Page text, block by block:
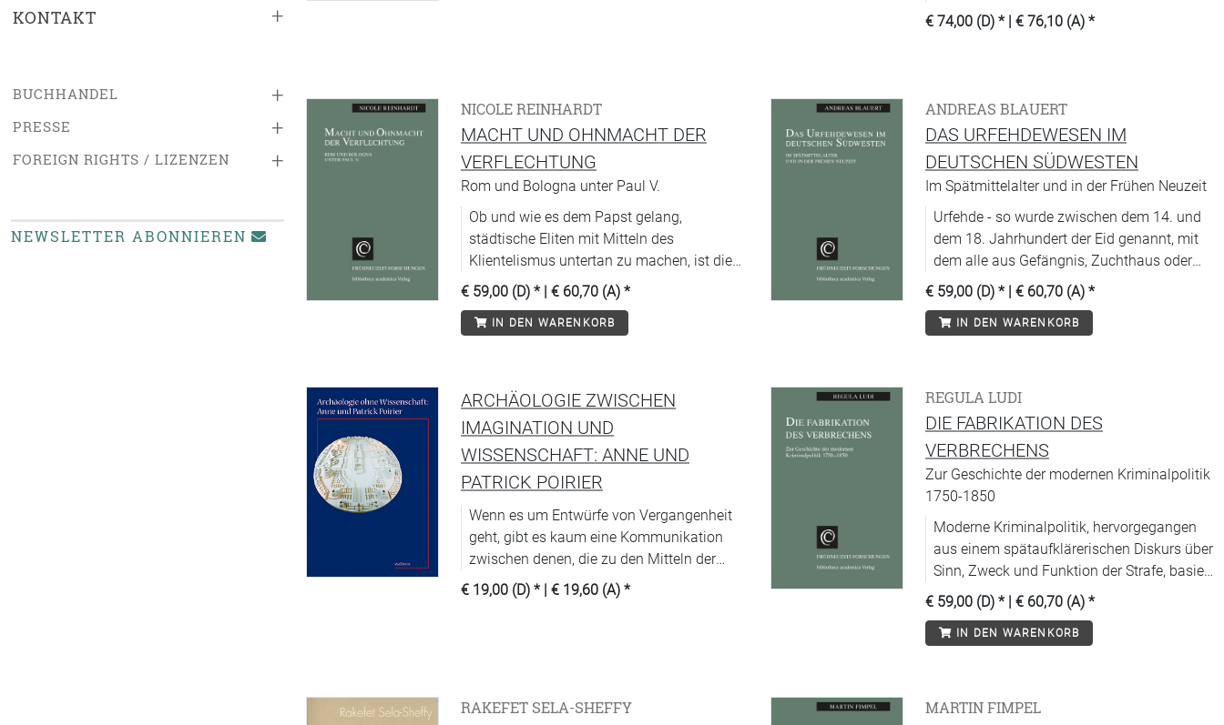
+
KONTAKT
+
BUCHHANDEL
+
PRESSE
+
FOREIGN RIGHTS / LIZENZEN
NEWSLETTER ABONNIEREN
Zweiten Weltkriegs gestaltete sich sowohl
die Rehabilitierung nichtemigrierter
€ 74,00 (D) * | € 76,10 (A) *
NICOLE REINHARDT
MACHT UND OHNMACHT DER
VERFLECHTUNG
Rom und Bologna unter Paul V.
Ob und wie es dem Papst gelang,
städtische Eliten mit Mitteln des
Klientelismus untertan zu machen, ist die
zentrale Frage dieser Studie. Bologna ist
dabei ein interessantes Fallbeispiel: diese
wirtschaftlich bedeutende Stadt im
päpstlichen Absolutismus zu entziehen
vermochte.
€ 59,00 (D) * | € 60,70 (A) *
IN DEN WARENKORB
ANDREAS BLAUERT
DAS URFEHDEWESEN IM
DEUTSCHEN SÜDWESTEN
Im Spätmittelalter und in der Frühen Neuzeit
Urfehde - so wurde zwischen dem 14. und
dem 18. Jahrhundert der Eid genannt, mit
dem alle aus Gefängnis, Zuchthaus oder
Untersuchungshaft Entlassenen
beschworen, sich für die erlittene Haft nicht
zu rächen.
€ 59,00 (D) * | € 60,70 (A) *
IN DEN WARENKORB
ARCHÄOLOGIE ZWISCHEN
IMAGINATION UND
WISSENSCHAFT: ANNE UND
PATRICK POIRIER
Wenn es um Entwürfe von Vergangenheit
geht, gibt es kaum eine Kommunikation
zwischen denen, die zu den Mitteln der
Kunst greifen, und denen, die diese
Entwürfe wissenschaftlich erarbeiten. Dem
€ 19,00 (D) * | € 19,60 (A) *
REGULA LUDI
DIE FABRIKATION DES
VERBRECHENS
Zur Geschichte der modernen Kriminalpolitik
1750-1850
Moderne Kriminalpolitik, hervorgegangen
aus einem spätaufklärerischen Diskurs über
Sinn, Zweck und Funktion der Strafe, basiert
auf der Vorstellung, daß das Verbrechen
nicht primär dem bösen Willen eines
Menschen entspringe, sondern durch
auch in der Natur des Gesetzesbrechers zu
€ 59,00 (D) * | € 60,70 (A) *
IN DEN WARENKORB
RAKEFET SELA-SHEFFY MARTIN FIMPEL